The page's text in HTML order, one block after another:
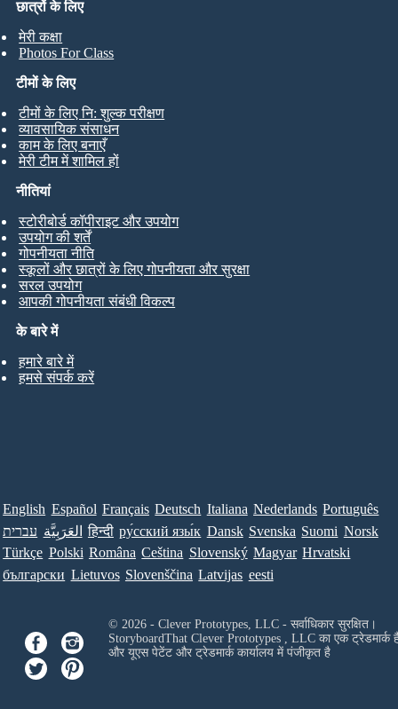
छात्रों के लिए
मेरी कक्षा
Photos For Class
टीमों के लिए
टीमों के लिए नि: शुल्क परीक्षण
व्यावसायिक संसाधन
काम के लिए बनाएँ
मेरी टीम में शामिल हों
के बारे में
हमारे बारे में
हमसे संपर्क करें
नीतियां
स्टोरीबोर्ड कॉपीराइट और उपयोग
उपयोग की शर्तें
गोपनीयता नीति
स्कूलों और छात्रों के लिए गोपनीयता और सुरक्षा
सरल उपयोग
आपकी गोपनीयता संबंधी विकल्प
English Español Français Deutsch Italiana Nederlands Português
עברית العَرَبِيَّة हिन्दी ру́сский язы́к Dansk Svenska Suomi Norsk
Türkçe Polski Româna Ceština Slovenský Magyar Hrvatski
български Lietuvos Slovenščina Latvijas eesti
© 2026 - Clever Prototypes, LLC - सर्वाधिकार सुरक्षित।
StoryboardThat Clever Prototypes , LLCका एक ट्रेडमार्क
और यूएस पेटेंट और ट्रेडमार्क कार्यालय में पंजीकृत है